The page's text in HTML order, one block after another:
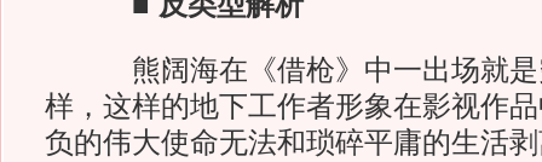
熊阔海在《借枪》中一出场就是
样，这样的地下工作者形象在影视作
负的伟大使命无法和琐碎平庸的生活